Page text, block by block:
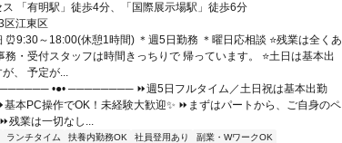
「有明駅」徒歩4分、「国際展示場駅」徒歩6分
区江東区
⏰9:30～18:00(休憩1時間) ＊週5日勤務 ＊曜日応相談 ⭐残業は全くあ
務・受付スタッフは時間きっちりで 帰っています。 ⭐土日は基本出
、 予定が...
•●• ──────── ⏩週5日フルタイム／土日祝は基本出勤
基本PC操作でOK！未経験大歓迎✨ ⏩まずはパートから、ご自身のペ
残業は一切なし...
ランチタイム 扶養内勤務OK 社員登用あり
副業・WワークOK